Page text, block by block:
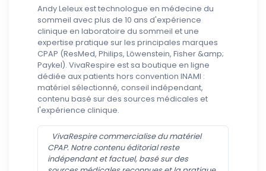
Andy Leleux est technologue en médecine du
sommeil avec plus de 10 ans d'expérience
clinique en laboratoire du sommeil et une
expertise pratique sur les principales marques
CPAP (ResMed, Philips, Löwenstein, Fisher &amp;
Paykel). VivaRespire est sa boutique en ligne
dédiée aux patients hors convention INAMI :
matériel sélectionné, conseil indépendant,
contenu basé sur des sources médicales et
l'expérience clinique.
VivaRespire commercialise du matériel
CPAP. Notre contenu éditorial reste
indépendant et factuel, basé sur des